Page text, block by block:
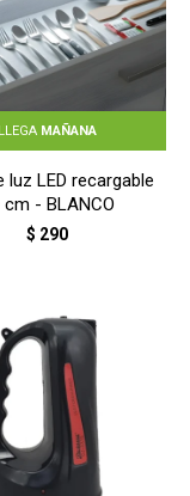
LLEGA MAÑANA
luz LED recargable
cm - BLANCO
$ 290